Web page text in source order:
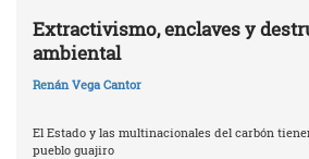
Extractivismo, enclaves y
ambiental
Renán Vega Cantor
El Estado y las multinacionales del carbón
pueblo guajiro